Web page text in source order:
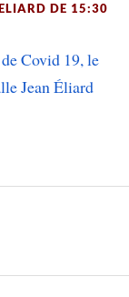
DE 15:30
Covid 19, le
Jean Éliard